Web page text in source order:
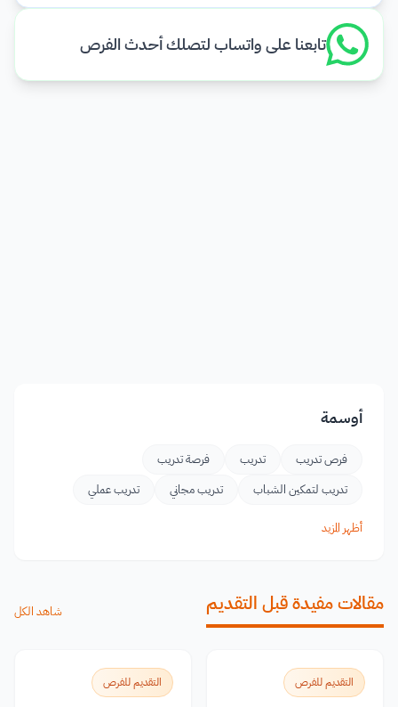
تابعنا على واتساب لتصلك أحدث الفرص
أوسمة
فرص تدريب تدريب
فرصة تدريب
تدريب لتمكين الشباب
تدريب مجاني تدريب عملي
أظهر المزيد
مقالات مفيدة قبل التقديم شاهد الكل
التقديم للفرص التقديم للفرص